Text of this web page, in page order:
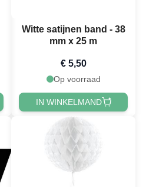
Witte satijnen band - 38
mm x 25 m
€ 5,50
Op voorraad
IN WINKELMAND